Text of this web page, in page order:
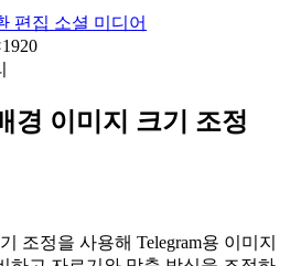
편집 소셜 미디어
경 이미지 크기 조정
조정을 사용해 Telegram용 이미지